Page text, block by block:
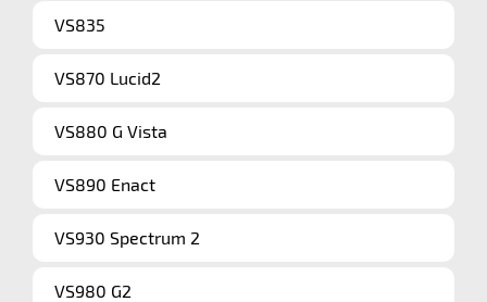
VS835
VS870 Lucid2
VS880 G Vista
VS890 Enact
VS930 Spectrum 2
VS980 G2